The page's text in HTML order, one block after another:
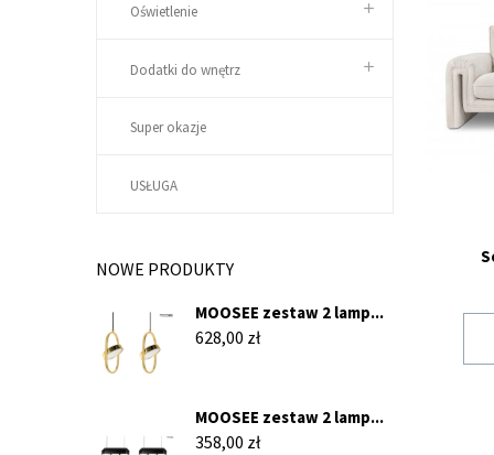
Oświetlenie
Dodatki do wnętrz
Super okazje
USŁUGA
NOWE PRODUKTY
MOOSEE zestaw 2 lamp...
Cena
628,00 zł
MOOSEE zestaw 2 lamp...
Cena
358,00 zł
Sofa
Sofy